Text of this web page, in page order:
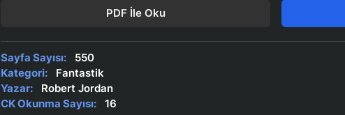
PDF İle Oku
Sayfa Sayısı:
550
Kategori:
Fantastik
Yazar:
Robert Jordan
CK Okunma Sayısı:
16